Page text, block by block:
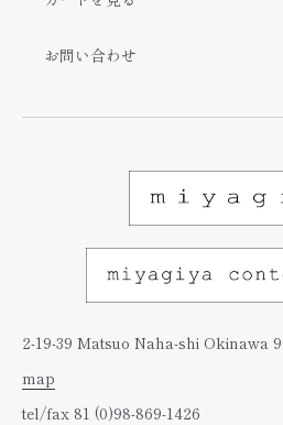
お問い合わせ
2-19-39 Matsuo Naha-shi Okinawa
map
tel/fax 81 (0)98-869-1426